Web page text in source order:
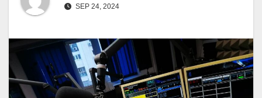
SEP 24, 2024